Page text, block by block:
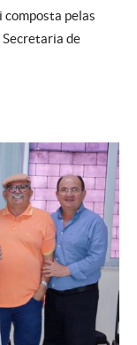
composta pelas
de